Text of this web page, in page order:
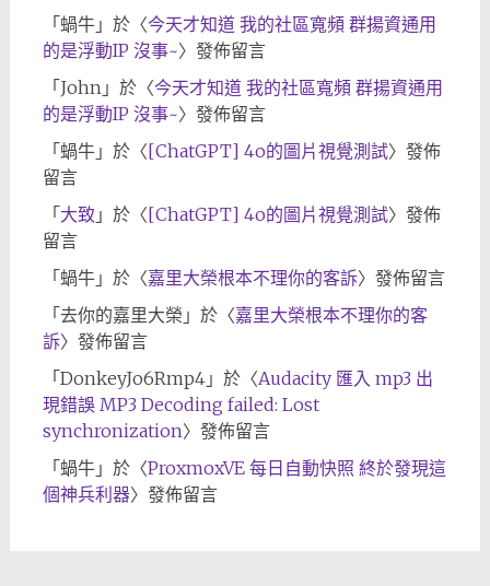
「蝸牛」於〈今天才知道 我的社區寬頻 群揚資通用
的是浮動IP 沒事~〉發佈留言
「John 」於〈今天才知道 我的社區寬頻 群揚資通用
的是浮動IP 沒事~〉發佈留言
「蝸牛」於〈[ChatGPT] 4o的圖片視覺測試〉發佈
留言
「大致 」於〈[ChatGPT] 4o的圖片視覺測試〉發佈
留言
「蝸牛」於〈嘉里大榮根本不理你的客訴〉發佈留言
「去你的嘉里大榮 」於〈嘉里大榮根本不理你的客
訴〉發佈留言
「DonkeyJo6Rmp4」於〈Audacity 匯入 mp3 出
現錯誤 MP3 Decoding failed: Lost
synchronization〉發佈留言
「蝸牛」於〈ProxmoxVE 每日自動快照 終於發現這
個神兵利器〉發佈留言